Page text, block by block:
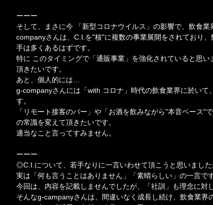
ーーー
そして、まさに今 「新型コロナウイルス」の影響で、飲食
companyさんは、C.I.を"核"に複数の事業展開をされており
手は多くあるはずです。
特に このタイミングで「通販事業」を強化されていると思
頂きたいです。
あと、個人的には…
g-companyさんには「with コロナ」時代の飲食業界に於い
す。
「リモート接客のバー」や「お酒を飲みながら"本音ベース
の常識を変えて頂きたいです。
適当なこと言ってすみません。
ーーー
◎C.I.について、若手なりに一言いわせて頂こうと思いました
実は「何も言うことはありません」「素晴らしい」の一言です
今回は、内容を記載しませんでしたが、「社訓」も理念に対
そんなg-campanyさんは、間違いなく成長し続け、飲食業